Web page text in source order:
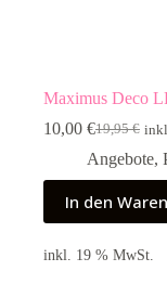
Maximus Deco
19,95€
Preis
war:
19,95 €
10,00 €Aktueller
Preis
ist:
10,00 €.
Angebote,
In den
inkl. 19 % MwSt.